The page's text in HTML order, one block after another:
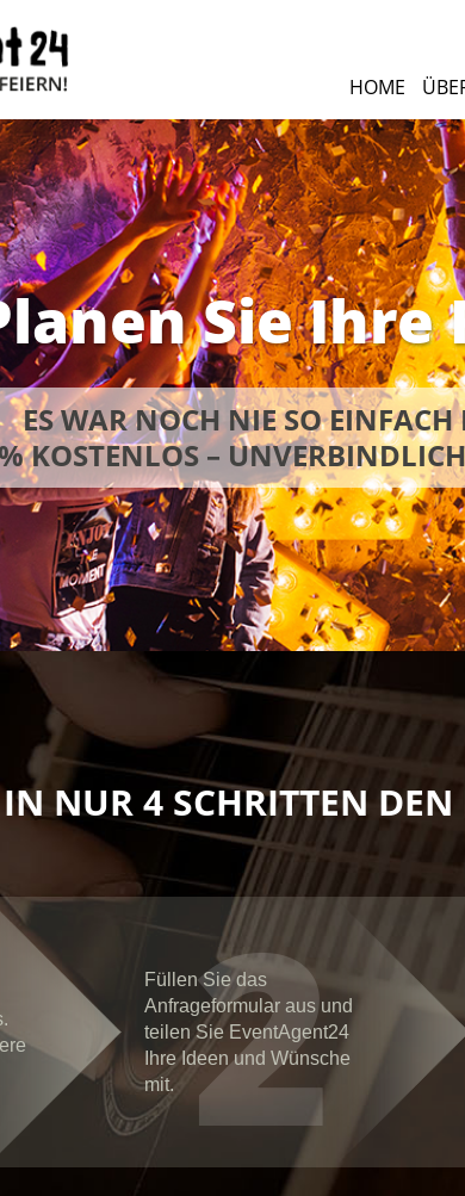
HOME
Sie Ihre
ES WAR NOCH NIE SO
KOSTENLOS –
NUR 4 SCHRITTEN
2
Füllen Sie das
Anfrageformular aus und
teilen Sie EventAgent24
Ihre Ideen und Wünsche
mit.